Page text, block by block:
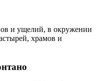
и ущелий, в окружении
храмов и